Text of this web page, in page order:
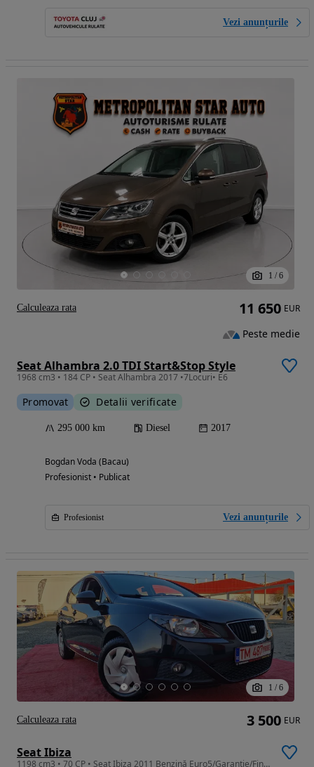
Vezi anunțurile
1 / 6
Seat Alhambra 2.0 TDI Start&Stop Style
1968 cm3 • 184 CP • Seat Alhambra 2017 •7Locuri• E6
Promovat Detalii verificate
295 000 km Diesel 2017
Bogdan Voda (Bacau)
Profesionist • Publicat
Profesionist Vezi anunțurile
11 650 EUR
Peste medie
Calculeaza rata
1 / 6
Seat Ibiza
1198 cm3 • 70 CP • Seat Ibiza 2011 Benzină Euro5/Garantie/Finantare Rate/Revizie
3 500 EUR
Calculeaza rata